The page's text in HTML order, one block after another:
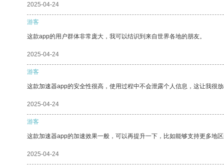
2025-04-24
游客
这款app的用户群体非常庞大，我可以结识到来自世界各地的朋友。
2025-04-24
游客
这款加速器app的安全性很高，使用过程中不会泄露个人信息，这让我很
2025-04-24
游客
这款加速器app的加速效果一般，可以再提升一下，比如能够支持更多地
2025-04-24